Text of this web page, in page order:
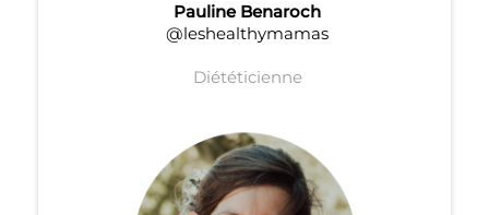
Pauline Benaroch
@leshealthymamas
Diététicienne